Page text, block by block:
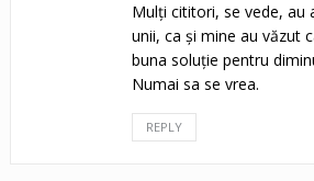
Mulți cititori, se vede, au
unii, ca și mine au văzut
buna soluție pentru
Numai sa se vrea.
REPLY